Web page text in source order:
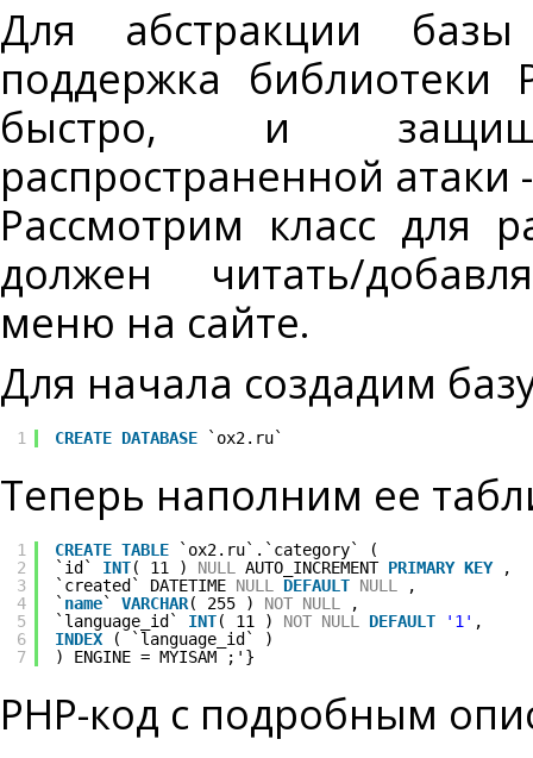
Для абстракции
поддержка библиотеки
быстро, и
распространенной
Рассмотрим класс для
должен читать/
меню на сайте.
Для начала создадим
1 CREATE DATABASE `ox2.ru`
Теперь наполним ее
1
2
3
4
5
6
7
CREATE TABLE
`ox2.ru`.`category` (
`id` INT( 11 ) NULL AUTO_INCREMENT PRIMARY KEY
,
`created` DATETIME NULL DEFAULT NULL
,
` name` VARCHAR( 255 ) NOT NULL
,
`language_id` INT( 11 ) NOT NULL DEFAULT '1' ,
INDEX
( `language_id` )
) ENGINE = MYISAM ;'}
PHP-код с подробным